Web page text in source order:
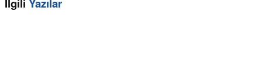
İlgili Yazılar